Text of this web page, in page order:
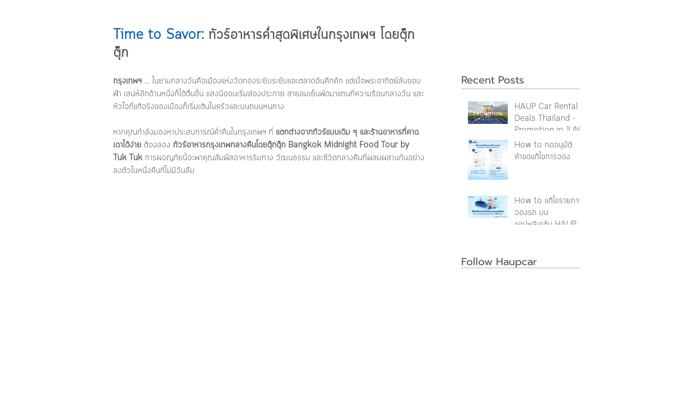
Recent Posts
HAUP Car Rental
Deals Thailand -
Promotion in JUNE
2026 [รวมโปรโมชันใน
เดือนมิถุนายน]
How to กดอนุมัติ
คำขอแก้ไขการจอง
How to แก้ไขรายการ
จองรถ บน
แอปพลิเคชัน HAUP
Follow Haupcar
Time to Savor: ทัวร์อาหารค่ำสุดพิเศษในกรุงเทพฯ โดยตุ๊ก
ตุ๊ก
กรุงเทพฯ … ในยามกลางวันคือเมืองแห่งวัดทองระยิบระยับและตลาดอันคึกคัก แต่เมื่อพระอาทิตย์ลับขอบ
ฟ้า เสน่ห์อีกด้านหนึ่งก็ได้ตื่นขึ้น แสงนีออนเริ่มส่องประกาย สายลมเย็นพัดมาแทนที่ความร้อนกลางวัน และ
หัวใจที่แท้จริงของเมืองก็เริ่มเต้นในครัวและบนถนนหนทาง
หากคุณกำลังมองหาประสบการณ์ค่ำคืนในกรุงเทพฯ ที่ แตกต่างจากทัวร์แบบเดิม ๆ และร้านอาหารที่คาด
เดาได้ง่าย ต้องลอง ทัวร์อาหารกรุงเทพกลางคืนโดยตุ๊กตุ๊ก Bangkok Midnight Food Tour by
Tuk Tuk การผจญภัยนี้จะพาคุณสัมผัสอาหารริมทาง วัฒนธรรม และชีวิตกลางคืนที่ผสมผสานกันอย่าง
ลงตัวในหนึ่งคืนที่ไม่มีวันลืม